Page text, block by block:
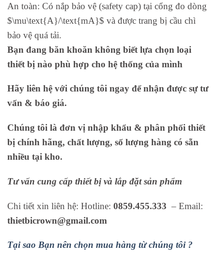
An toàn: Có nắp bảo vệ (safety cap) tại cổng đo dòng
$\mu\text{A}/\text{mA}$ và được trang bị cầu chì
bảo vệ quá tải.
Bạn đang băn khoăn không biết lựa chọn loại
thiết bị nào phù hợp cho hệ thống của mình
Hãy liên hệ với chúng tôi ngay để nhận được sự tư
vấn & báo giá.
Chúng tôi là đơn vị nhập khẩu & phân phối thiết
bị chính hãng, chất lượng, số lượng hàng có sẵn
nhiều tại kho.
Tư vấn cung cấp thiết bị và lắp đặt sản phẩm
Chi tiết xin liên hệ: Hotline: 0859.455.333 – Email:
thietbicrown@gmail.com
Tại sao Bạn nên chọn mua hàng từ chúng tôi ?